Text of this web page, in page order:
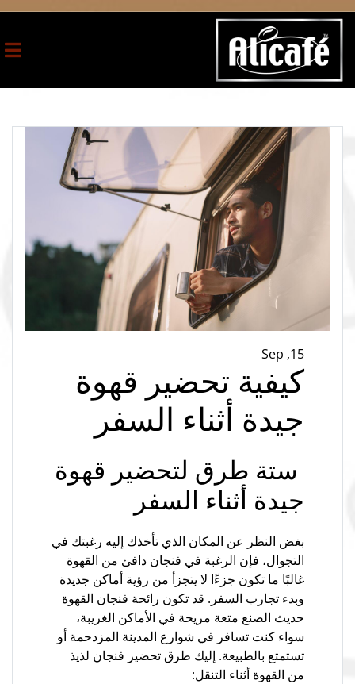
Sep ,15
كيفية تحضير قهوة
جيدة أثناء السفر
ستة طرق لتحضير قهوة
جيدة أثناء السفر
بغض النظر عن المكان الذي تأخذك إليه رغبتك في
التجوال، فإن الرغبة في فنجان دافئ من القهوة
غالبًا ما تكون جزءًا لا يتجزأ من رؤية أماكن جديدة
وبدء تجارب السفر. قد تكون رائحة فنجان القهوة
حديث الصنع متعة مريحة في الأماكن الغريبة،
سواء كنت تسافر في شوارع المدينة المزدحمة أو
تستمتع بالطبيعة. إليك طرق تحضير فنجان لذيذ
من القهوة أثناء التنقل: